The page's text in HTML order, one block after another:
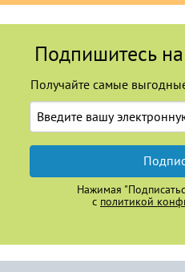
Подпишитесь
Получайте самые
Нажимая
с политикой